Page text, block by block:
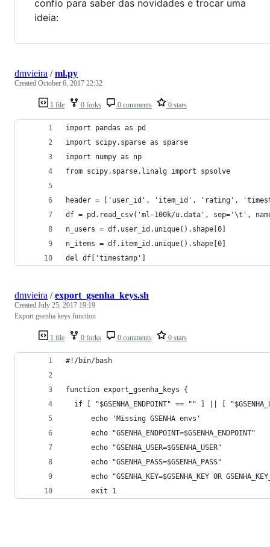
confio para saber das novidades e trocar uma
ideia:
1 file 0 forks 0 comments 0 stars
dmvieira /ml.py
Created October 6, 2017 22:32
import pandas as pd
import scipy.sparse as sparse
import numpy as np
from scipy.sparse.linalg import spsolve
header = ['user_id', 'item_id', 'rating',
df = pd.read_csv('ml-100k/u.data', sep='\t',
n_users = df.user_id.unique().shape[0]
n_items = df.item_id.unique().shape[0]
del df['timestamp']
1 file 0 forks 0 comments 0 stars
dmvieira /export_gsenha_keys.sh
Created July 25, 2017 19:19
Export gsenha keys function
#!/bin/bash
function export_gsenha_keys {
if [ "$GSENHA_ENDPOINT" == "" ] || [
      echo 'Missing GSENHA envs'
      echo "GSENHA_ENDPOINT=$GSENHA_ENDPOINT"
      echo "GSENHA_USER=$GSENHA_USER"
      echo "GSENHA_PASS=$GSENHA_PASS"
echo "GSENHA_KEY=$GSENHA_KEY OR
      exit 1